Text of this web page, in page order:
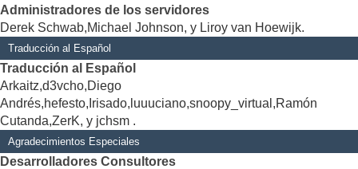
Administradores de los servidores
Derek Schwab,Michael Johnson, y Liroy van Hoewijk.
Traducción al Español
Traducción al Español
Arkaitz,d3vcho,Diego
Andrés,hefesto,Irisado,luuuciano,snoopy_virtual,Ramón
Cutanda,ZerK, y jchsm .
Agradecimientos Especiales
Desarrolladores Consultores